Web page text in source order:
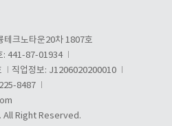
테크노타운20차 1807호
: 441-87-01934
직업정보: J1206020200010
8487
Right Reserved.